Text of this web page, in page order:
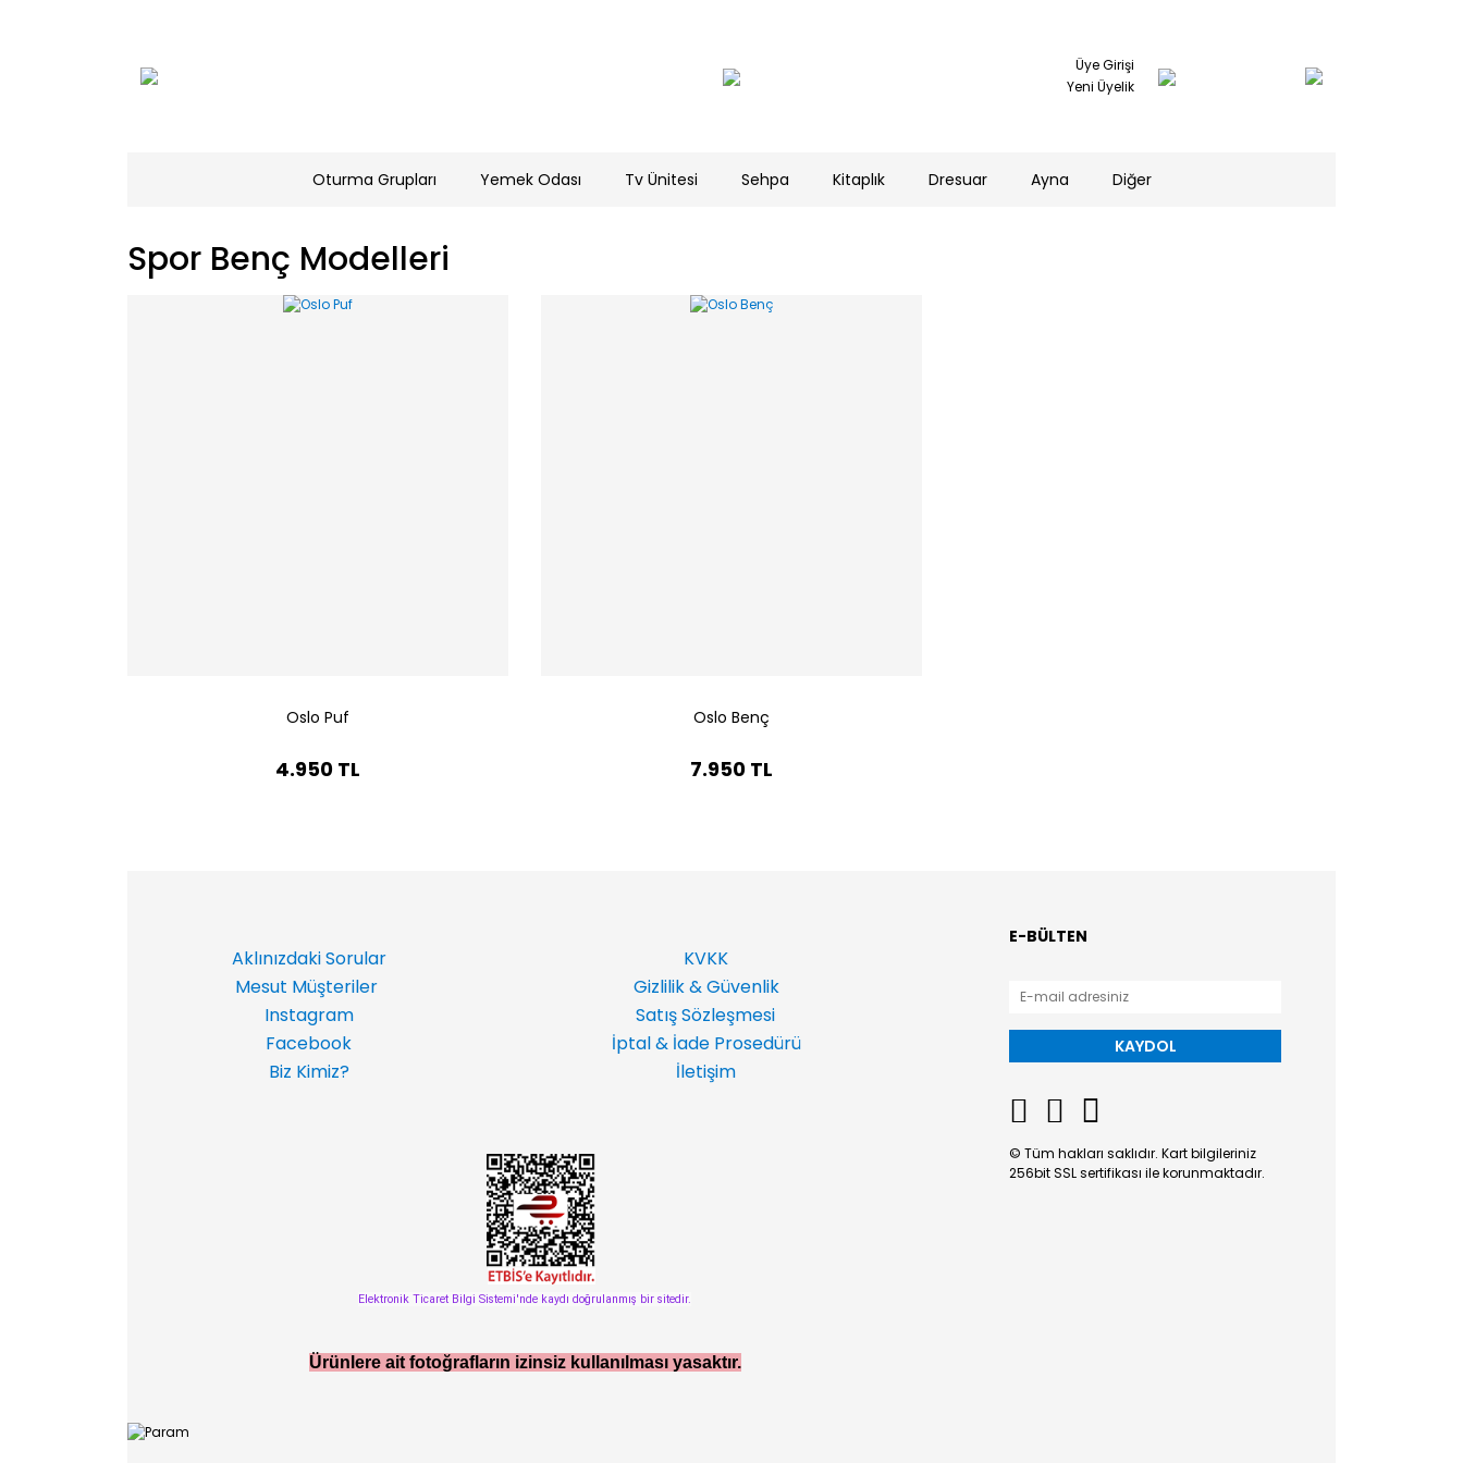
Üye Girişi
Yeni Üyelik
Oturma Grupları Yemek Odası Tv Ünitesi Sehpa Kitaplık Dresuar Ayna Diğer
Spor Benç Modelleri
Oslo Puf
4.950 TL
Oslo Benç
7.950 TL
Aklınızdaki Sorular
KVKK
Mesut Müşteriler
Gizlilik & Güvenlik
Instagram
Satış Sözleşmesi
Facebook
İptal & İade Prosedürü
Biz Kimiz?
İletişim
Elektronik Ticaret Bilgi Sistemi'nde kaydı doğrulanmış bir sitedir.
Ürünlere ait fotoğrafların izinsiz kullanılması yasaktır.
E-BÜLTEN
KAYDOL
© Tüm hakları saklıdır. Kart bilgileriniz
256bit SSL sertifikası ile korunmaktadır.